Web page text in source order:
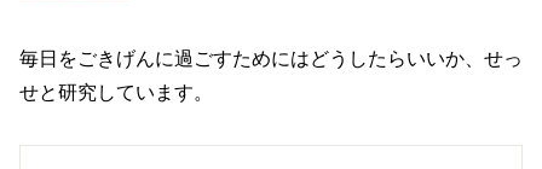
毎日をごきげんに過ごすためにはどうしたらいいか、せっ
せと研究しています。